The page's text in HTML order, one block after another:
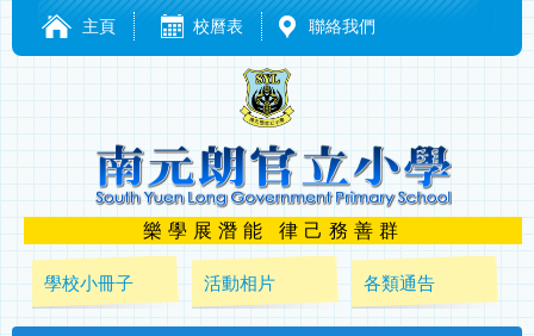
主頁 校曆表 聯絡我們
樂學展潛能 律己務善群
學校小冊子 活動相片 各類通告